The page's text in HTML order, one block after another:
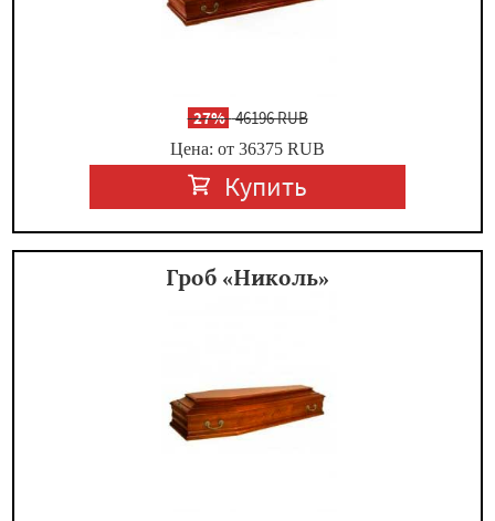
-27%46196 RUB
Цена: от 36375 RUB
Купить
Гроб «Николь»